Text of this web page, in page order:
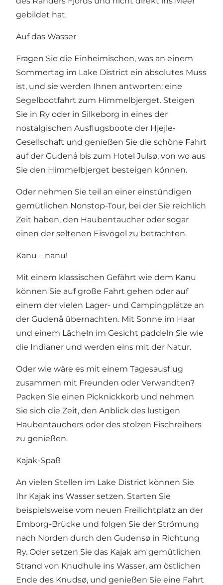
gebildet hat.
Auf das Wasser
Fragen Sie die Einheimischen, was an einem
Sommertag im Lake District ein absolutes Muss
ist, und sie werden Ihnen antworten: eine
Segelbootfahrt zum Himmelbjerget. Steigen
Sie in Ry oder in Silkeborg in eines der
nostalgischen Ausflugsboote der Hjejle-
Gesellschaft und genießen Sie die schöne Fahrt
auf der Gudenå bis zum Hotel Julsø, von wo aus
Sie den Himmelbjerget besteigen können.
Oder nehmen Sie teil an einer einstündigen
gemütlichen Nonstop-Tour, bei der Sie reichlich
Zeit haben, den Haubentaucher oder sogar
einen der seltenen Eisvögel zu betrachten.
Kanu – nanu!
Mit einem klassischen Gefährt wie dem Kanu
können Sie auf große Fahrt gehen oder auf
einem der vielen Lager- und Campingplätze an
der Gudenå übernachten. Mit Sonne im Haar
und einem Lächeln im Gesicht paddeln Sie wie
die Indianer und werden eins mit der Natur.
Oder wie wäre es mit einem Tagesausflug
zusammen mit Freunden oder Verwandten?
Packen Sie einen Picknickkorb und nehmen
Sie sich die Zeit, den Anblick des lustigen
Haubentauchers oder des stolzen Fischreihers
zu genießen.
Kajak-Spaß
An vielen Stellen im Lake District können Sie
Ihr Kajak ins Wasser setzen. Starten Sie
beispielsweise vom neuen Freilichtplatz an der
Emborg-Brücke und folgen Sie der Strömung
nach Norden durch den Gudensø in Richtung
Ry. Oder setzen Sie das Kajak am gemütlichen
Strand von Knudhule ins Wasser, am östlichen
Ende des Knudsø, und genießen Sie eine Fahrt